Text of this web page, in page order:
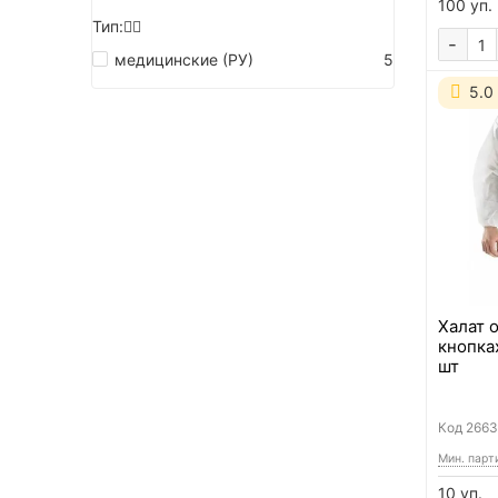
Тип:
медицинские (РУ)
5
100 уп.
-
5.0
Халат
шт
Код 2663
Мин.
10 уп.